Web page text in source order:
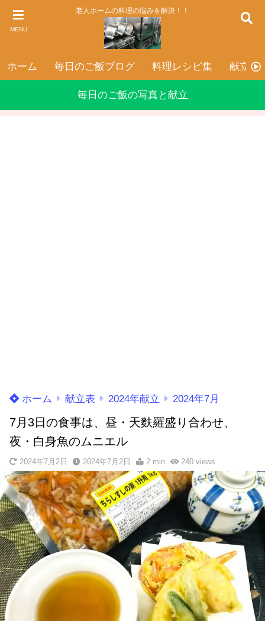
MENU
老人ホームの料理の悩みを解決！！
ホーム 毎日のご飯ブログ 料理レシピ集 献立表
毎日のご飯の写真と献立
ホーム 献立表 2024年献立 2024年7月
7月3日の食事は、昼・天麩羅盛り合わせ、
夜・白身魚のムニエル
2024年7月2日 2024年7月2日 2 min 240views